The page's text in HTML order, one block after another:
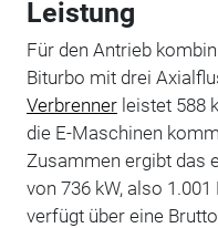
Leistung
Für den Antrieb
Biturbo mit drei
Verbrennerleistet 588
die E-Maschinen
Zusammen ergibt das
von 736 kW, also 1.001
verfügt über eine